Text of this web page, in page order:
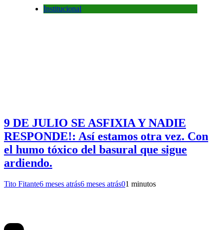
Institucional
9 DE JULIO SE ASFIXIA Y NADIE
RESPONDE!: Así estamos otra vez. Con
el humo tóxico del basural que sigue
ardiendo.
Tito Fitante6 meses atrás6 meses atrás01 minutos